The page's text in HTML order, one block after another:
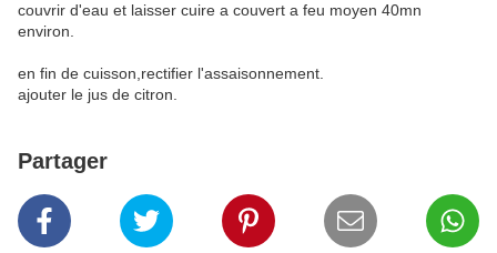
couvrir d'eau et laisser cuire a couvert a feu moyen 40mn
environ.
en fin de cuisson,rectifier l'assaisonnement.
ajouter le jus de citron.
Partager